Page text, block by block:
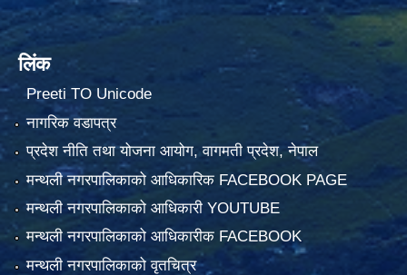
लिंक
Preeti TO Unicode
नागरिक वडापत्र
प्रदेश नीति तथा योजना आयोग, वागमती प्रदेश, नेपाल
मन्थली नगरपालिकाको आधिकारिक FACEBOOK PAGE
मन्थली नगरपालिकाको आधिकारी YOUTUBE
मन्थली नगरपालिकाको आधिकारीक FACEBOOK
मन्थली नगरपालिकाको वृतचित्र